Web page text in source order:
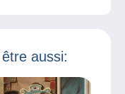
aussi: